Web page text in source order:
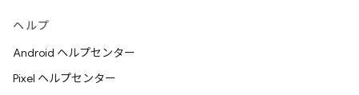
ヘルプ
Android ヘルプセンター
Pixel ヘルプセンター